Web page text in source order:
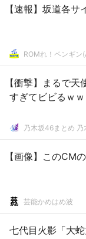
【速報】坂道各
ROMれ！ペンギン
【衝撃】まるで
すぎてビビるｗｗ
乃木坂46まとめ 乃
【画像】このCM
芸能かめはめ波
七代目火影「大